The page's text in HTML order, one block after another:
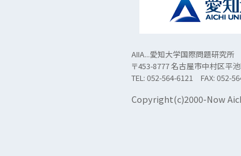
AIIA...愛知大学国際問題研究所
〒453-8777 名古屋市中村区平
TEL: 052-564-6121 FAX: 052-
Copyright(c)2000-Now